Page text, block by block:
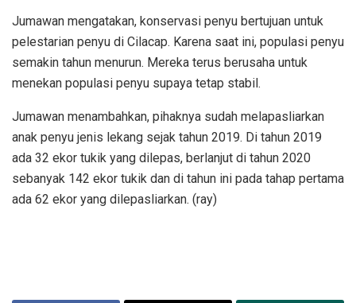
Jumawan mengatakan, konservasi penyu bertujuan untuk
pelestarian penyu di Cilacap. Karena saat ini, populasi penyu
semakin tahun menurun. Mereka terus berusaha untuk
menekan populasi penyu supaya tetap stabil.
Jumawan menambahkan, pihaknya sudah melapasliarkan
anak penyu jenis lekang sejak tahun 2019. Di tahun 2019
ada 32 ekor tukik yang dilepas, berlanjut di tahun 2020
sebanyak 142 ekor tukik dan di tahun ini pada tahap pertama
ada 62 ekor yang dilepasliarkan. (ray)